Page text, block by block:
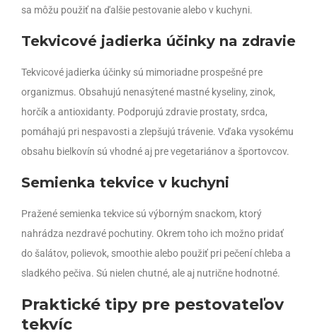
sa môžu použiť na ďalšie pestovanie alebo v kuchyni.
Tekvicové jadierka účinky na zdravie
Tekvicové jadierka účinky sú mimoriadne prospešné pre
organizmus. Obsahujú nenasýtené mastné kyseliny, zinok,
horčík a antioxidanty. Podporujú zdravie prostaty, srdca,
pomáhajú pri nespavosti a zlepšujú trávenie. Vďaka vysokému
obsahu bielkovín sú vhodné aj pre vegetariánov a športovcov.
Semienka tekvice v kuchyni
Pražené semienka tekvice sú výborným snackom, ktorý
nahrádza nezdravé pochutiny. Okrem toho ich možno pridať
do šalátov, polievok, smoothie alebo použiť pri pečení chleba a
sladkého pečiva. Sú nielen chutné, ale aj nutrične hodnotné.
Praktické tipy pre pestovateľov
tekvíc